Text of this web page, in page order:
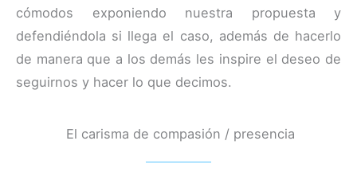
cómodos exponiendo nuestra propuesta y
defendiéndola si llega el caso, además de hacerlo
de manera que a los demás les inspire el deseo de
seguirnos y hacer lo que decimos.
El carisma de compasión / presencia